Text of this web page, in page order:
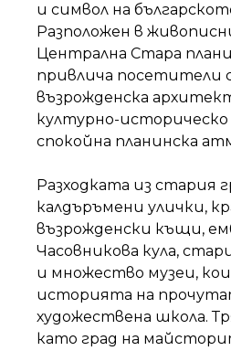
и символ на
Разположен в
Централна Стара
привлича посетители
възрожденска
културно-историческо
спокойна планинска
Разходката из стария
калдъръмени улички,
възрожденски къщи,
Часовникова кула,
и множество музеи,
историята на
художествена школа.
като град на